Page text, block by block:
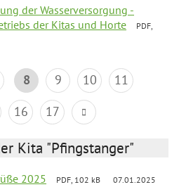
der Wasserversorgung -
der Kitas und Horte
PDF,
8 9 10
11
16 17
Kita "Pfingstanger"
2025 PDF, 102 kB 07.01.2025